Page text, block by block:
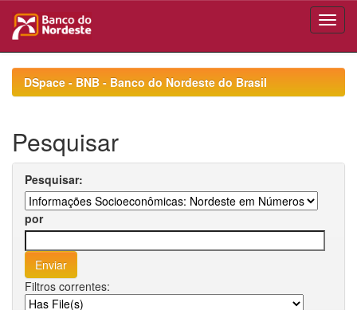
navigationDSpace - BNB - Banco do Nordeste do Brasil
Pesquisar
Pesquisar:
por
Filtros correntes: